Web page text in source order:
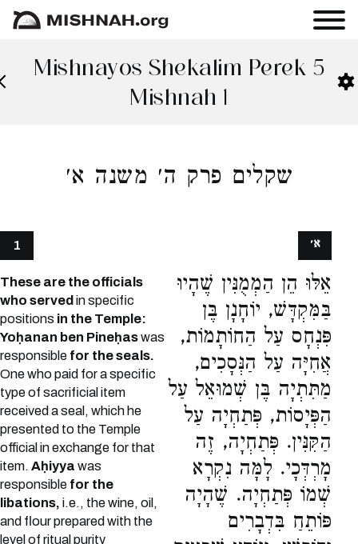
Mishnayos Shekalim Perek 5
Mishnah 1
שקלים פרק ה׳ משנה א׳
1
These are the officials
who served in specific
positions in the Temple:
Yoḥanan ben Pineḥaswas
responsible for the seals.
One who paid for a specific
type of sacrificial item
received a seal, which he
presented to the Temple
official in exchange for that
item. Aḥiyya was
responsible for the
libations, i.e., the wine, oil,
and flour prepared with the
level of ritual purity
אֵלּוּ הֵן הַמְמֻנִּין שֶׁהָיוּ
בַּמִּקְדָּשׁ, יוֹחָנָן בֶּן
פִּנְחָס עַל הַחוֹתָמוֹת,
אֲחִיָּה עַל הַנְּסָכִים,
מַתִּתְיָה בֶּן שְׁמוּאֵל עַל
הַפְּיָסוֹת, פְּתַחְיָה עַל
הַקִּנִּין. פְּתַחְיָה, זֶה
מָרְדְּכָי. לָמָּה נִקְרָא
שְׁמוֹ פְּתַחְיָה. שֶׁהָיָה
פּוֹתֵחַ בִּדְבָרִים
א׳